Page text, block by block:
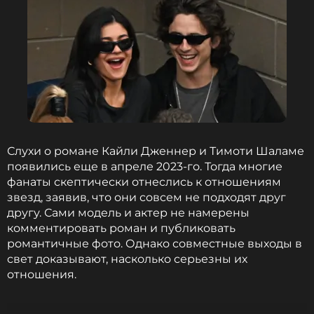
Слухи о романе Кайли Дженнер и Тимоти Шаламе
появились еще в апреле 2023-го. Тогда многие
фанаты скептически отнеслись к отношениям
звезд, заявив, что они совсем не подходят друг
другу. Сами модель и актер не намерены
комментировать роман и публиковать
романтичные фото. Однако совместные выходы в
свет доказывают, насколько серьезны их
отношения.